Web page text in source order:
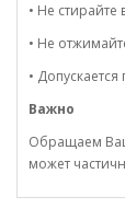
• Не стирайте
• Не
•
Важно
Обращаем
может